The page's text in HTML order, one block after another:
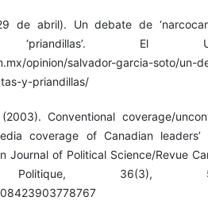
de abril). Un debate de
El
opinion/salvador-garcia-soto/un-
y-priandillas/
Conventional coverage/
coverage of Canadian leaders’
Journal of Political Science/Revue
36(3),